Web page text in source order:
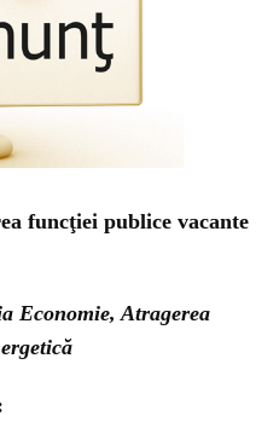
funcţiei publice vacante
Economie, Atragerea